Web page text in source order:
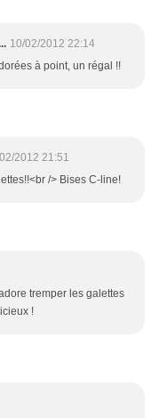
10/02/2012 22:14
à point, un régal !!
2012 21:51
/> Bises C-line!
tremper les galettes
!